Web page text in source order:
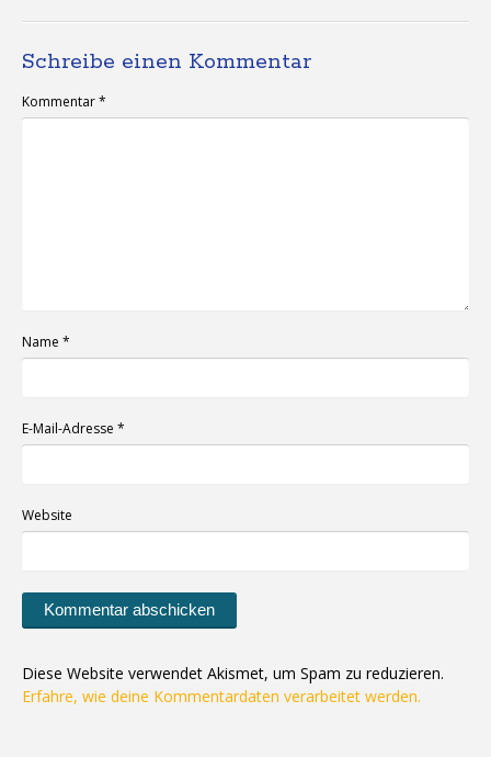
Schreibe einen Kommentar
Kommentar*
Name *
E-Mail-Adresse *
Website
Diese Website verwendet Akismet, um Spam zu reduzieren.
Erfahre, wie deine Kommentardaten verarbeitet werden.